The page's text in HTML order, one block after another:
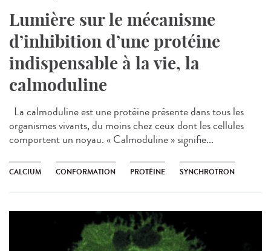
Lumière sur le mécanisme
d’inhibition d’une protéine
indispensable à la vie, la
calmoduline
La calmoduline est une protéine présente dans tous les
organismes vivants, du moins chez ceux dont les cellules
comportent un noyau. « Calmoduline » signifie...
CALCIUM CONFORMATION PROTÉINE SYNCHROTRON